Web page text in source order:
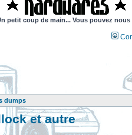
petit coup de main... Vous pouvez
dumps
et autre